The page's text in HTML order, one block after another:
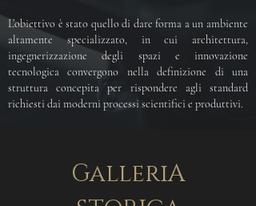
L’obiettivo è stato quello di dare forma a un ambiente
altamente specializzato, in cui architettura,
ingegnerizzazione degli spazi e innovazione
tecnologica convergono nella definizione di una
struttura concepita per rispondere agli standard
richiesti dai moderni processi scientifici e produttivi.
GalleriA